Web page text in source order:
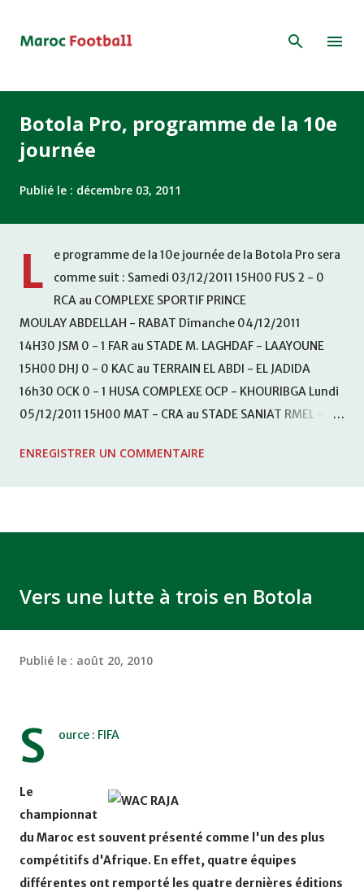
Botola Pro, programme de la 10e
journée
Publié le : décembre 03, 2011
L
e programme de la 10e journée de la Botola Pro sera
comme suit : Samedi 03/12/2011 15H00 FUS 2 - 0
RCA au COMPLEXE SPORTIF PRINCE
MOULAY ABDELLAH - RABAT Dimanche 04/12/2011
14H30 JSM 0 - 1 FAR au STADE M. LAGHDAF - LAAYOUNE
15H00 DHJ 0 - 0 KAC au TERRAIN EL ABDI - EL JADIDA
16h30 OCK 0 - 1 HUSA COMPLEXE OCP - KHOURIBGA Lundi
05/12/2011 15H00 MAT - CRA au STADE SANIAT RMEL -
KHEMISET Mardi 06/12/2011 15H00 WAF - OCS au
ENREGISTRER UN COMMENTAIRE
Vers une lutte à trois en Botola
Publié le : août 20, 2010
S ource : FIFA
Le
championnat
du Maroc est souvent présenté comme l'un des plus
compétitifs d'Afrique. En effet, quatre équipes
différentes ont remporté les quatre dernières éditions